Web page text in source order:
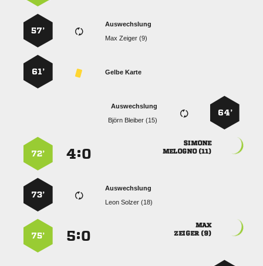
Auswechslung
  
57’
Gelbe Karte
61’
64’
Auswechslung
  

 
:
72’
Auswechslung
  
73’

 
:
75’